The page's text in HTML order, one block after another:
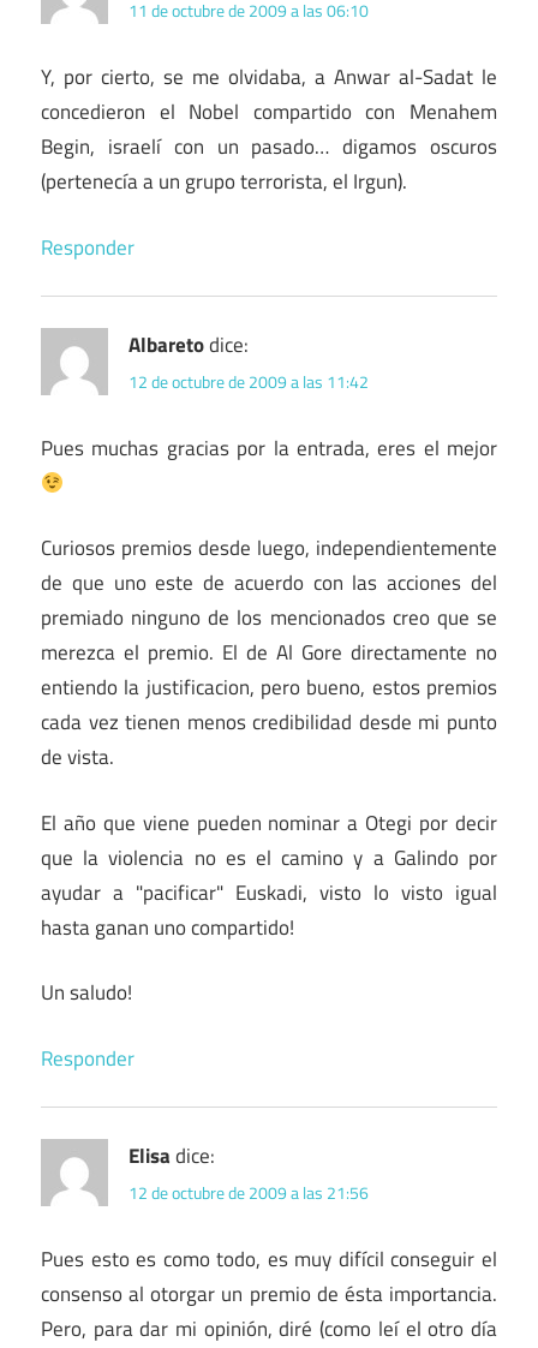
11 de octubre de 2009 a las 06:10
Y, por cierto, se me olvidaba, a Anwar al-Sadat le
concedieron el Nobel compartido con Menahem
Begin, israelí con un pasado… digamos oscuros
(pertenecía a un grupo terrorista, el Irgun).
Responder
Albaretodice:
12 de octubre de 2009 a las 11:42
Pues muchas gracias por la entrada, eres el mejor
Curiosos premios desde luego, independientemente
de que uno este de acuerdo con las acciones del
premiado ninguno de los mencionados creo que se
merezca el premio. El de Al Gore directamente no
entiendo la justificacion, pero bueno, estos premios
cada vez tienen menos credibilidad desde mi punto
de vista.
El año que viene pueden nominar a Otegi por decir
que la violencia no es el camino y a Galindo por
ayudar a "pacificar" Euskadi, visto lo visto igual
hasta ganan uno compartido!
Un saludo!
Responder
Elisadice:
12 de octubre de 2009 a las 21:56
Pues esto es como todo, es muy difícil conseguir el
consenso al otorgar un premio de ésta importancia.
Pero, para dar mi opinión, diré (como leí el otro día